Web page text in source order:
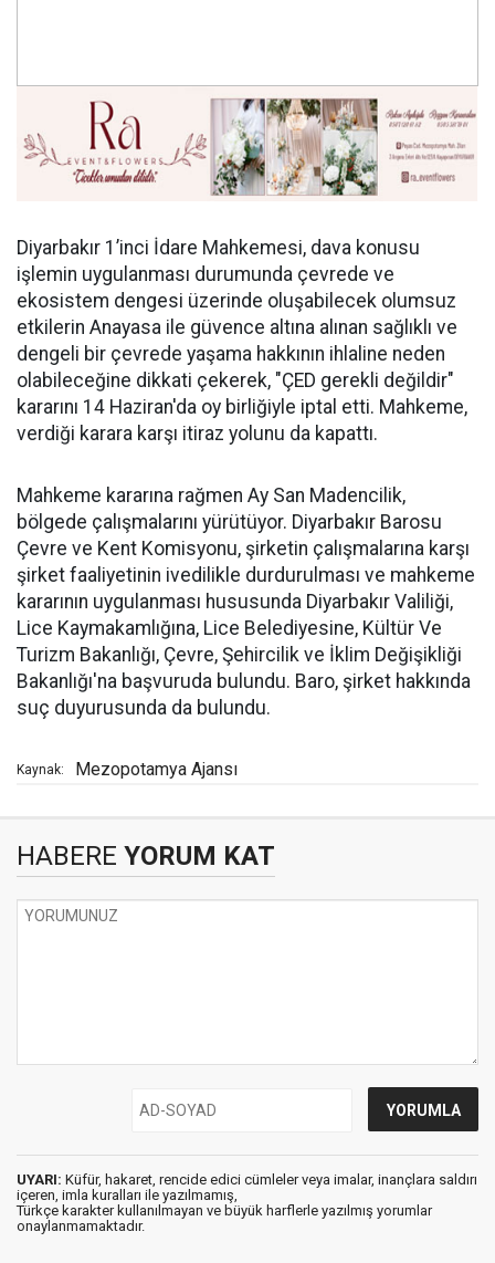
Diyarbakır 1’inci İdare Mahkemesi, dava konusu
işlemin uygulanması durumunda çevrede ve
ekosistem dengesi üzerinde oluşabilecek olumsuz
etkilerin Anayasa ile güvence altına alınan sağlıklı ve
dengeli bir çevrede yaşama hakkının ihlaline neden
olabileceğine dikkati çekerek, "ÇED gerekli değildir"
kararını 14 Haziran'da oy birliğiyle iptal etti. Mahkeme,
verdiği karara karşı itiraz yolunu da kapattı.
Mahkeme kararına rağmen Ay San Madencilik,
bölgede çalışmalarını yürütüyor. Diyarbakır Barosu
Çevre ve Kent Komisyonu, şirketin çalışmalarına karşı
şirket faaliyetinin ivedilikle durdurulması ve mahkeme
kararının uygulanması hususunda Diyarbakır Valiliği,
Lice Kaymakamlığına, Lice Belediyesine, Kültür Ve
Turizm Bakanlığı, Çevre, Şehircilik ve İklim Değişikliği
Bakanlığı'na başvuruda bulundu. Baro, şirket hakkında
suç duyurusunda da bulundu.
Kaynak: Mezopotamya Ajansı
HABERE YORUM KAT
UYARI: Küfür, hakaret, rencide edici cümleler veya imalar, inançlara saldırı
içeren, imla kuralları ile yazılmamış,
Türkçe karakter kullanılmayan ve büyük harflerle yazılmış yorumlar
onaylanmamaktadır.